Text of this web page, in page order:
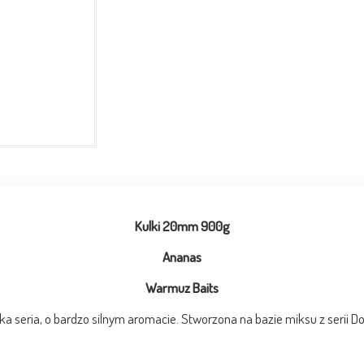
Kulki 20mm 900g
Ananas
Warmuz Baits
seria, o bardzo silnym aromacie. Stworzona na bazie miksu z serii